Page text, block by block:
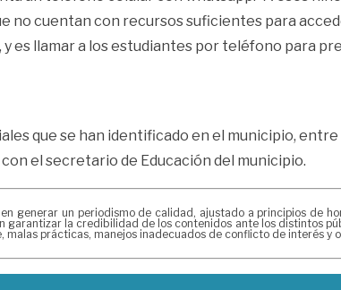
no cuentan con recursos suficientes para
es llamar a los estudiantes por teléfono para
que se han identificado en el municipio,
el secretario de Educación del municipio.
en generar un periodismo de calidad, ajustado a principios
garantizar la credibilidad de los contenidos ante los distintos
prácticas, manejos inadecuados de conflicto de interés